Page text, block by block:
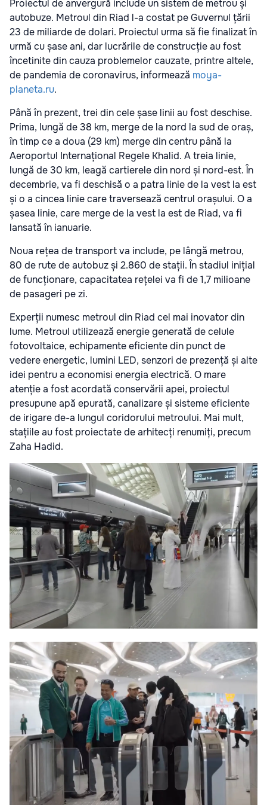
Proiectul de anvergură include un sistem de metrou și
autobuze. Metroul din Riad l-a costat pe Guvernul țării
23 de miliarde de dolari. Proiectul urma să fie finalizat în
urmă cu șase ani, dar lucrările de construcție au fost
încetinite din cauza problemelor cauzate, printre altele,
de pandemia de coronavirus, informează moya-
planeta.ru.
Până în prezent, trei din cele șase linii au fost deschise.
Prima, lungă de 38 km, merge de la nord la sud de oraș,
în timp ce a doua (29 km) merge din centru până la
Aeroportul Internațional Regele Khalid. A treia linie,
lungă de 30 km, leagă cartierele din nord și nord-est. În
decembrie, va fi deschisă o a patra linie de la vest la est
și o a cincea linie care traversează centrul orașului. O a
șasea linie, care merge de la vest la est de Riad, va fi
lansată în ianuarie.
Noua rețea de transport va include, pe lângă metrou,
80 de rute de autobuz și 2.860 de stații. În stadiul inițial
de funcționare, capacitatea rețelei va fi de 1,7 milioane
de pasageri pe zi.
Experții numesc metroul din Riad cel mai inovator din
lume. Metroul utilizează energie generată de celule
fotovoltaice, echipamente eficiente din punct de
vedere energetic, lumini LED, senzori de prezență și alte
idei pentru a economisi energia electrică. O mare
atenție a fost acordată conservării apei, proiectul
presupune apă epurată, canalizare și sisteme eficiente
de irigare de-a lungul coridorului metroului. Mai mult,
stațiile au fost proiectate de arhitecți renumiți, precum
Zaha Hadid.